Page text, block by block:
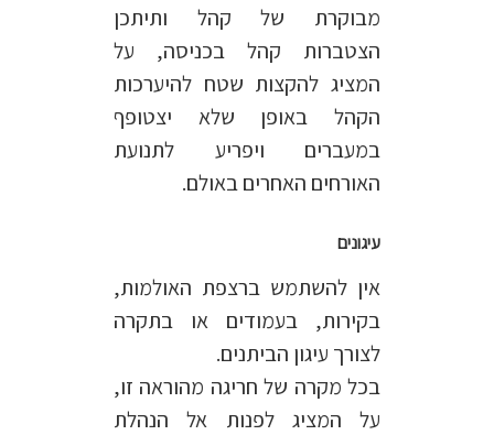
מבוקרת של קהל ותיתכן
הצטברות קהל בכניסה, על
המציג להקצות שטח להיערכות
הקהל באופן שלא יצטופף
במעברים ויפריע לתנועת
האורחים האחרים באולם.
עיגונים
אין להשתמש ברצפת האולמות,
בקירות, בעמודים או בתקרה
לצורך עיגון הביתנים.
בכל מקרה של חריגה מהוראה זו,
על המציג לפנות אל הנהלת